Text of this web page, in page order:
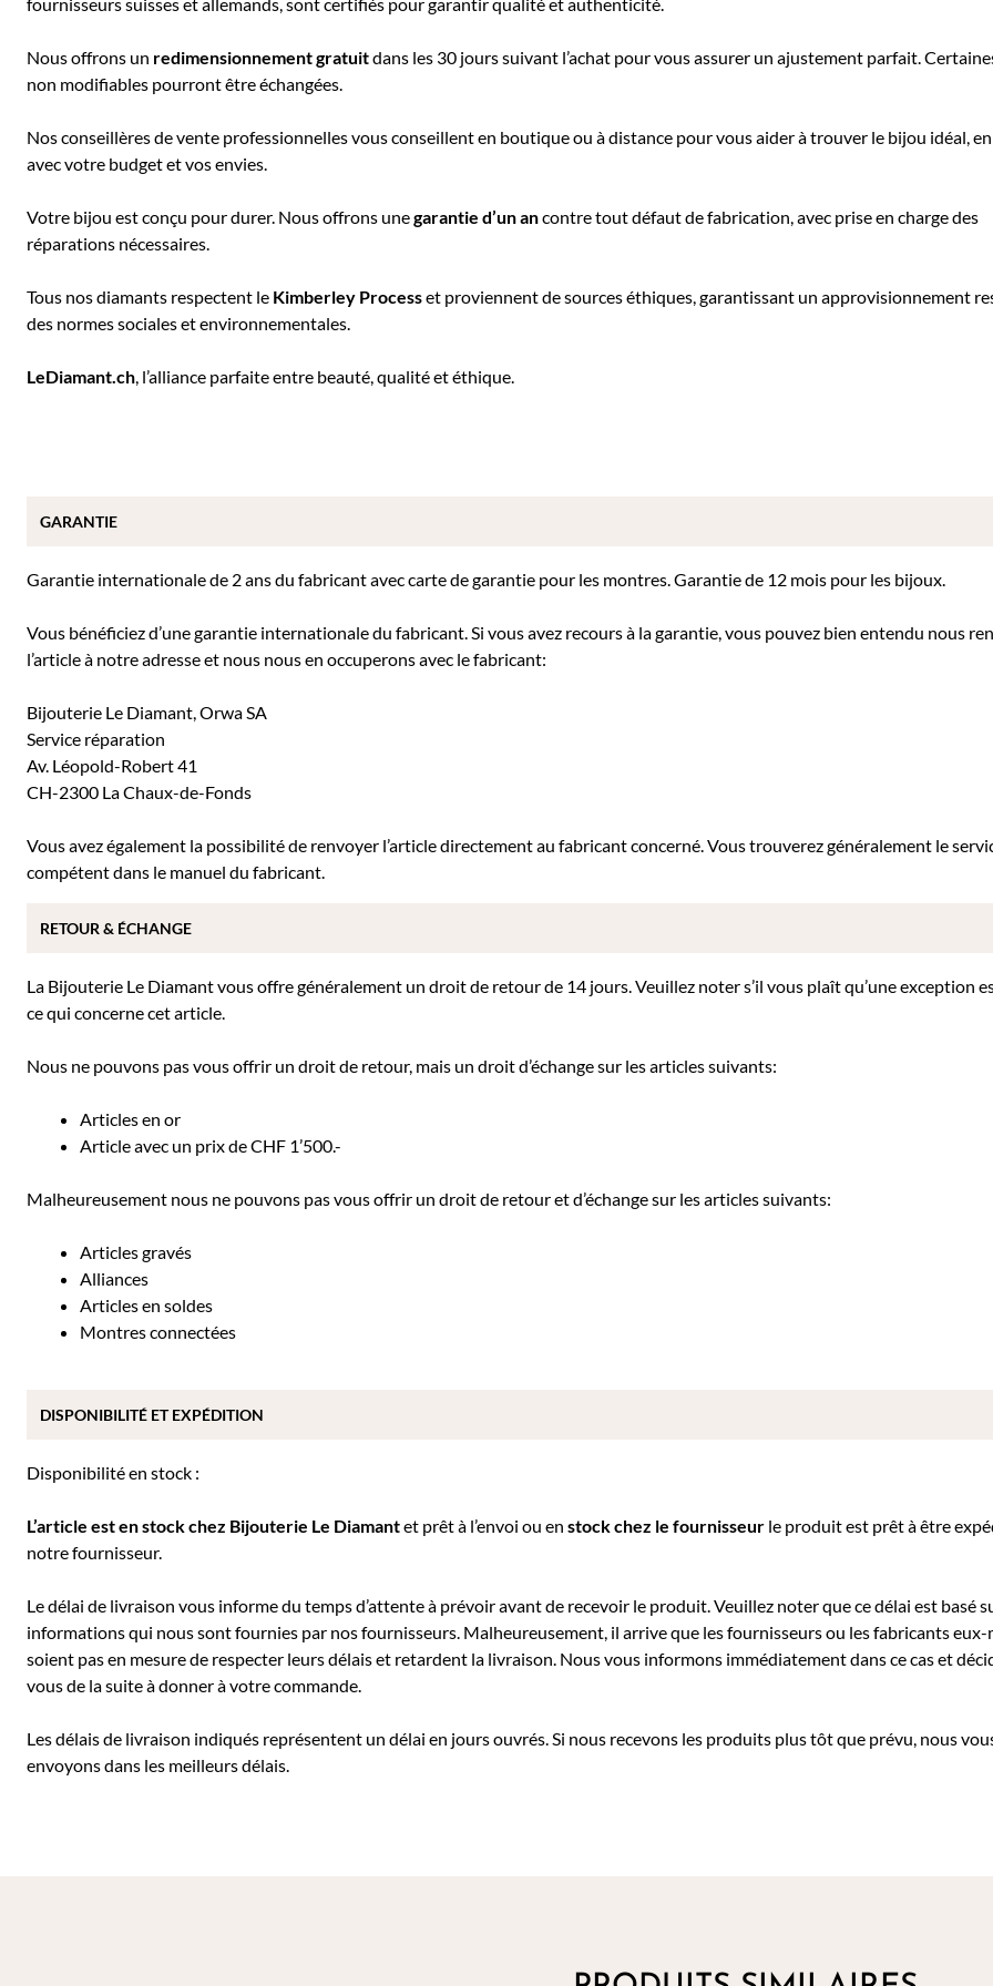
Nous offrons un redimensionnement gratuitdans les 30 jours suivant l’achat pour vous assurer un ajustement parfait.
non modifiables pourront être échangées.
Nos conseillères de vente professionnelles vous conseillent en boutique ou à distance pour vous aider à trouver le bijou idéal,
avec votre budget et vos envies.
Votre bijou est conçu pour durer. Nous offrons unegarantie d’un ancontre tout défaut de fabrication, avec prise en charge des
réparations nécessaires.
Tous nos diamants respectent le Kimberley Processet proviennent de sources éthiques, garantissant un approvisionnement
des normes sociales et environnementales.
LeDiamant.ch, l’alliance parfaite entre beauté, qualité et éthique.
Garantie internationale de 2 ans du fabricant avec carte de garantie pour les montres. Garantie de 12 mois pour les bijoux.
Vous bénéficiez d’une garantie internationale du fabricant. Si vous avez recours à la garantie, vous pouvez bien entendu nous
l’article à notre adresse et nous nous en occuperons avec le fabricant:
Bijouterie Le Diamant, Orwa SA
Service réparation
Av. Léopold-Robert 41
CH-2300 La Chaux-de-Fonds
Vous avez également la possibilité de renvoyer l’article directement au fabricant concerné. Vous trouverez généralement le
compétent dans le manuel du fabricant.
La Bijouterie Le Diamant vous offre généralement un droit de retour de 14 jours. Veuillez noter s’il vous plaît qu’une exception
ce qui concerne cet article.
Nous ne pouvons pas vous offrir un droit de retour, mais un droit d’échange sur les articles suivants:
Articles en or
Article avec un prix de CHF 1’500.-
Malheureusement nous ne pouvons pas vous offrir un droit de retour et d’échange sur les articles suivants:
Articles gravés
Alliances
Articles en soldes
Montres connectées
Disponibilité en stock :
L’article est en stock chez Bijouterie Le Diamantet prêt à l’envoi ou en stock chez le fournisseur le produit est prêt à être
notre fournisseur.
Le délai de livraison vous informe du temps d’attente à prévoir avant de recevoir le produit. Veuillez noter que ce délai est basé
informations qui nous sont fournies par nos fournisseurs. Malheureusement, il arrive que les fournisseurs ou les fabricants eux-
soient pas en mesure de respecter leurs délais et retardent la livraison. Nous vous informons immédiatement dans ce cas et
vous de la suite à donner à votre commande.
Les délais de livraison indiqués représentent un délai en jours ouvrés. Si nous recevons les produits plus tôt que prévu, nous
envoyons dans les meilleurs délais.
GARANTIE
RETOUR & ÉCHANGE
DISPONIBILITÉ ET EXPÉDITION